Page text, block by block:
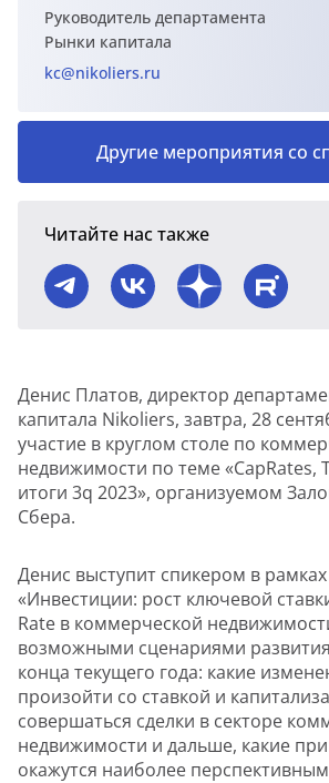
Руководитель департамента
Рынки капитала
kc@nikoliers.ru
Другие мероприятия со
Читайте нас также
Денис Платов, директор
капитала Nikoliers, завтра, 28
участие в круглом столе по
недвижимости по теме «CapRates,
итоги 3q 2023», организуемом
Сбера.
Денис выступит спикером в
«Инвестиции: рост ключевой
Rate в коммерческой
возможными сценариями
конца текущего года: какие
произойти со ставкой и
совершаться сделки в секторе
недвижимости и дальше, какие
окажутся наиболее